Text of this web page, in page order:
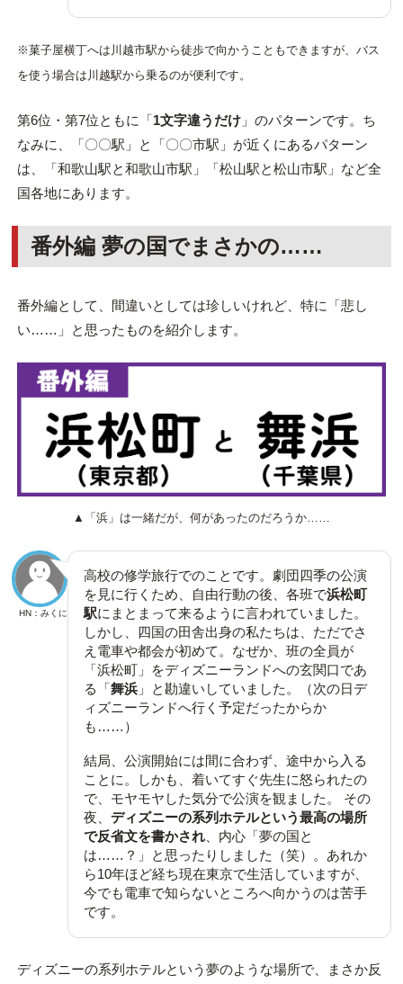
※菓子屋横丁へは川越市駅から徒歩で向かうこともできますが、バス
を使う場合は川越駅から乗るのが便利です。
第6位・第7位ともに「1文字違うだけ」のパターンです。ち
なみに、「〇〇駅」と「〇〇市駅」が近くにあるパターン
は、「和歌山駅と和歌山市駅」「松山駅と松山市駅」など全
国各地にあります。
番外編 夢の国でまさかの……
番外編として、間違いとしては珍しいけれど、特に「悲し
い……」と思ったものを紹介します。
▲「浜」は一緒だが、何があったのだろうか……
HN：みくに
高校の修学旅行でのことです。劇団四季の公演
を見に行くため、自由行動の後、各班で浜松町
駅にまとまって来るように言われていました。
しかし、四国の田舎出身の私たちは、ただでさ
え電車や都会が初めて。なぜか、班の全員が
「浜松町」をディズニーランドへの玄関口であ
る「舞浜 」と勘違いしていました。（次の日デ
ィズニーランドへ行く予定だったからか
も……）
結局、公演開始には間に合わず、途中から入る
ことに。しかも、着いてすぐ先生に怒られたの
で、モヤモヤした気分で公演を観ました。 その
夜、ディズニーの系列ホテルという最高の場所
で反省文を書かされ 、内心「夢の国と
は……？」と思ったりしました（笑）。あれか
ら10年ほど経ち現在東京で生活していますが、
今でも電車で知らないところへ向かうのは苦手
です。
ディズニーの系列ホテルという夢のような場所で、まさか反